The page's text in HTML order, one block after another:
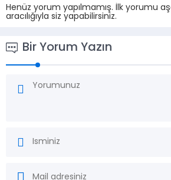
Henüz yorum yapılmamış. İlk yorumu
aracılığıyla siz yapabilirsiniz.
Bir Yorum Yazın